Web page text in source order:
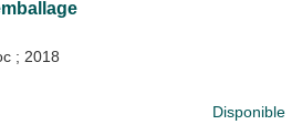
; 2018
Disponible